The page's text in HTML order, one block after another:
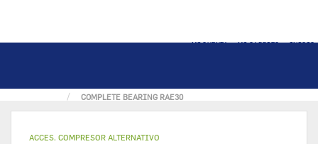
MI CUENTA MI CARRITO INICIO
COMPLETE BEARING RAE30
ACCES. COMPRESOR ALTERNATIVO